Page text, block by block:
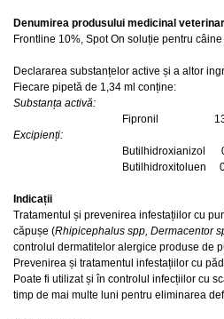
Denumirea produsului medicinal veterinar
Frontline 10%, Spot On soluție pentru câine
Declararea substanțelor active și a altor
Fiecare pipetă de 1,34 ml conține:
Substanța activă:
Fipronil 134,0
Excipienți:
Butilhidroxianizol
Butilhidroxitoluen
Indicații
Tratamentul și prevenirea infestațiilor cu
căpușe (Rhipicephalus spp, Dermacentor
controlul dermatitelor alergice produse de
Prevenirea și tratamentul infestațiilor cu
Poate fi utilizat și în controlul infecțiilor cu
timp de mai multe luni pentru eliminarea